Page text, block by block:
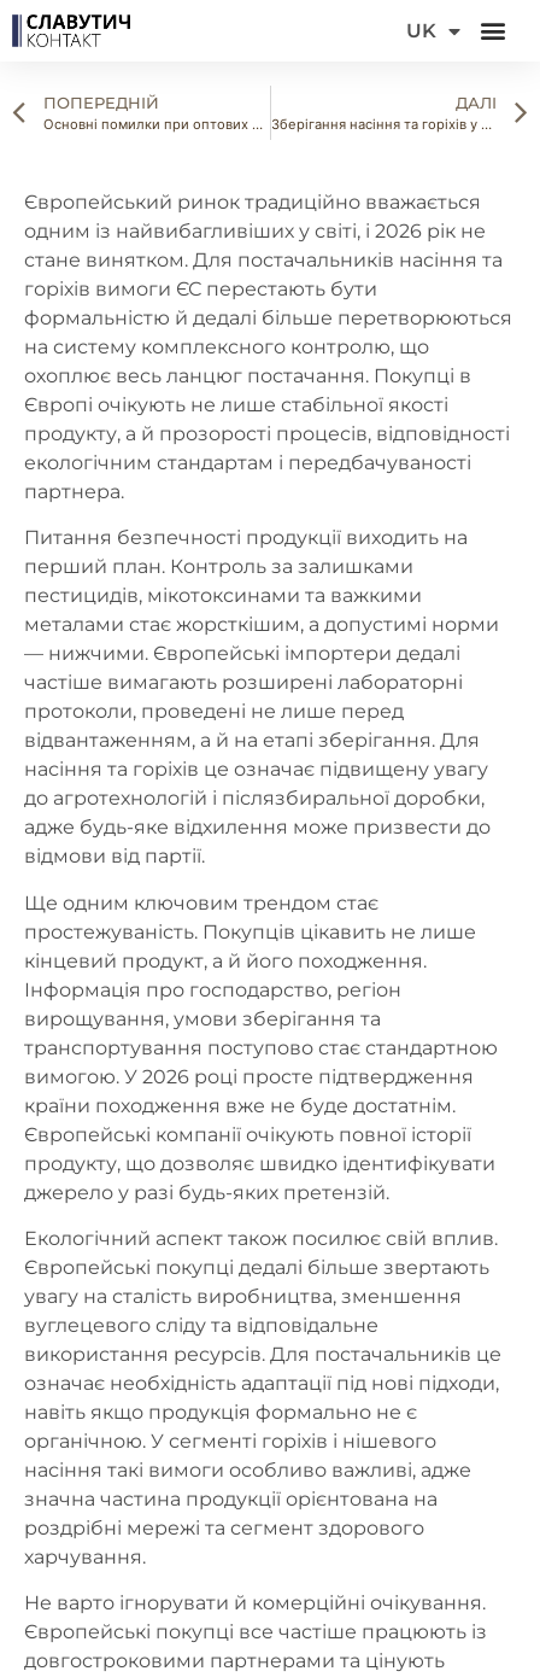
UK
FR
ПОПЕРЕДНІЙ
Основні помилки при оптових закупівлях горіхів: досвід ринку та реальні кейси
ДАЛІ
Зберігання насіння та горіхів у міжсезоння: як не втратити якість і гроші
Європейський ринок традиційно вважається
одним із найвибагливіших у світі, і 2026 рік не
стане винятком. Для постачальників насіння та
горіхів вимоги ЄС перестають бути
формальністю й дедалі більше перетворюються
на систему комплексного контролю, що
охоплює весь ланцюг постачання. Покупці в
Європі очікують не лише стабільної якості
продукту, а й прозорості процесів, відповідності
екологічним стандартам і передбачуваності
партнера.
Питання безпечності продукції виходить на
перший план. Контроль за залишками
пестицидів, мікотоксинами та важкими
металами стає жорсткішим, а допустимі норми
— нижчими. Європейські імпортери дедалі
частіше вимагають розширені лабораторні
протоколи, проведені не лише перед
відвантаженням, а й на етапі зберігання. Для
насіння та горіхів це означає підвищену увагу
до агротехнологій і післязбиральної доробки,
адже будь-яке відхилення може призвести до
відмови від партії.
Ще одним ключовим трендом стає
простежуваність. Покупців цікавить не лише
кінцевий продукт, а й його походження.
Інформація про господарство, регіон
вирощування, умови зберігання та
транспортування поступово стає стандартною
вимогою. У 2026 році просте підтвердження
країни походження вже не буде достатнім.
Європейські компанії очікують повної історії
продукту, що дозволяє швидко ідентифікувати
джерело у разі будь-яких претензій.
Екологічний аспект також посилює свій вплив.
Європейські покупці дедалі більше звертають
увагу на сталість виробництва, зменшення
вуглецевого сліду та відповідальне
використання ресурсів. Для постачальників це
означає необхідність адаптації під нові підходи,
навіть якщо продукція формально не є
органічною. У сегменті горіхів і нішевого
насіння такі вимоги особливо важливі, адже
значна частина продукції орієнтована на
роздрібні мережі та сегмент здорового
харчування.
Не варто ігнорувати й комерційні очікування.
Європейські покупці все частіше працюють із
довгостроковими партнерами та цінують